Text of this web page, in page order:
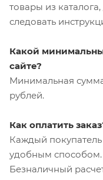
товары из
следовать
Какой
сайте?
Минимальная
рублей.
Как оплатить
Каждый
удобным способом.
Безналичный